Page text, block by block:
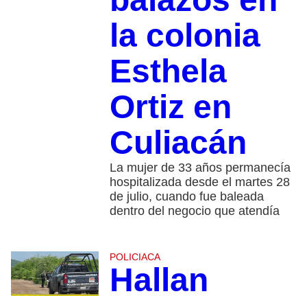
la colonia
Esthela
Ortiz en
Culiacán
La mujer de 33 años permanecía
hospitalizada desde el martes 28
de julio, cuando fue baleada
dentro del negocio que atendía
POLICIACA
Hallan